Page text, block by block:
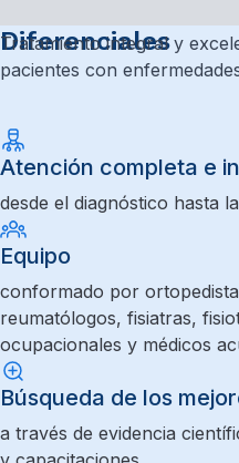
Diferenciales
Tratamiento integral y
pacientes con
Atención completa e
desde el diagnóstico hasta
Equipo
conformado por
reumatólogos, fisiatras,
ocupacionales y médicos
Búsqueda de los
a través de evidencia